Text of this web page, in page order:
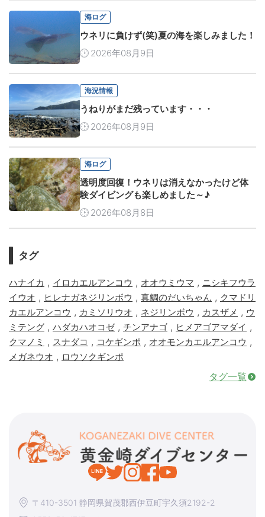
海ログ
ウネリに負けず(笑)夏の海を楽しみました！
2026年08月9日
海況情報
うねりがまだ残っています・・・
2026年08月9日
海ログ
透明度回復！ウネリは消えなかったけど体
験ダイビングも楽しめました～♪
2026年08月8日
タグ
ハナイカ , イロカエルアンコウ , オオウミウマ , ニシキフウラ
イウオ , ヒレナガネジリンボウ , 真鯛のだいちゃん , クマドリ
カエルアンコウ , カミソリウオ , ネジリンボウ , カスザメ , ウ
ミテング , ハダカハオコゼ, チンアナゴ , ヒメアゴアマダイ ,
クマノミ , スナダコ , コケギンポ , オオモンカエルアンコウ ,
メガネウオ , ロウソクギンポ
タグ一覧
〒410-3501 静岡県賀茂郡西伊豆町宇久須2192-2